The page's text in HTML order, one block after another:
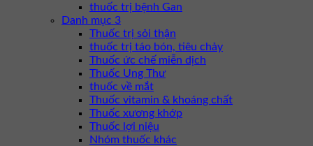
thuốc trị bệnh Gan
Danh mục 3
Thuốc trị sỏi thận
thuốc trị táo bón, tiêu chảy
Thuốc ức chế miễn dịch
Thuốc Ung Thư
thuốc về mắt
Thuốc vitamin & khoáng chất
Thuốc xương khớp
Thuốc lợi niệu
Nhóm thuốc khác